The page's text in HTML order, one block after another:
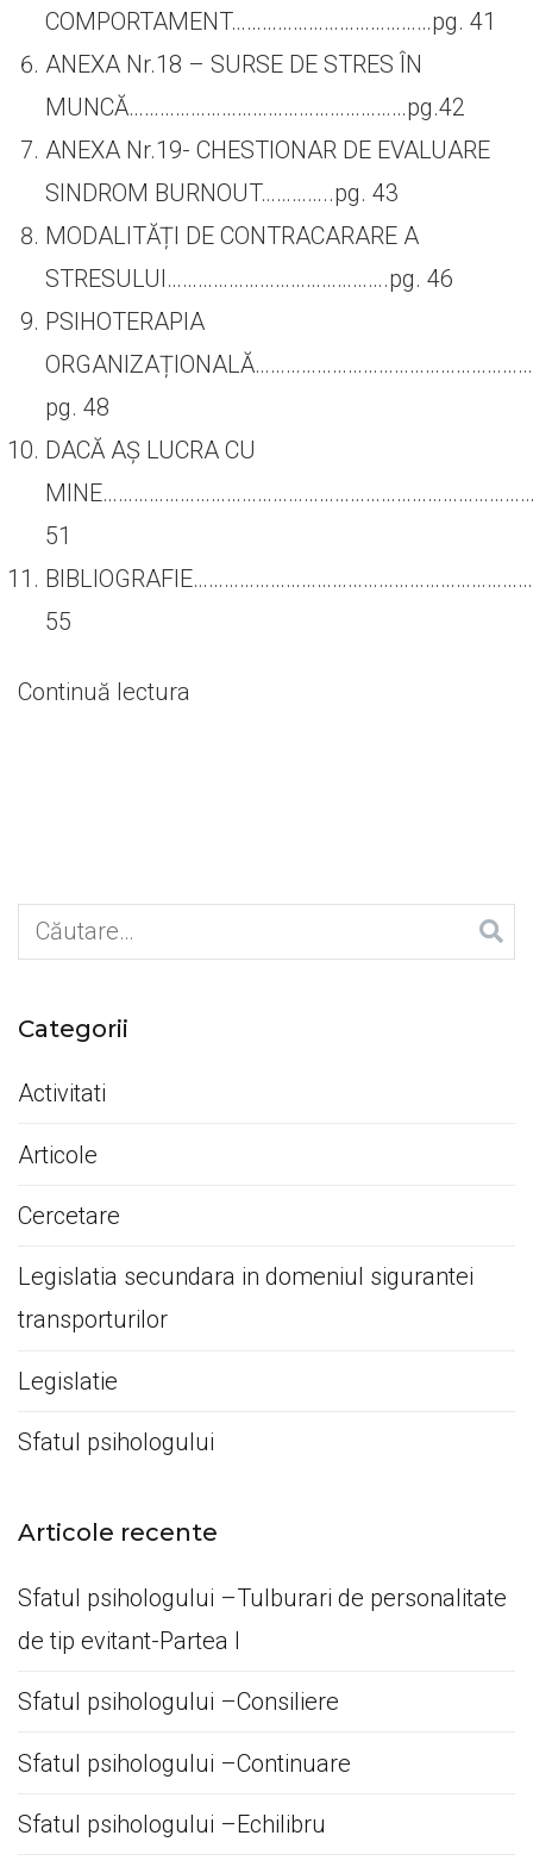
COMPORTAMENT…………………………………pg. 41
ANEXA Nr.18 – SURSE DE STRES ÎN
MUNCĂ………………………………………………pg.42
ANEXA Nr.19- CHESTIONAR DE EVALUARE
SINDROM BURNOUT…………..pg. 43
MODALITĂȚI DE CONTRACARARE A
STRESULUI…………………………………….pg. 46
PSIHOTERAPIA
pg. 48
DACĂ AȘ LUCRA CU
51
55
Continuă lectura
Caută
după:
Categorii
Activitati
Articole
Cercetare
Legislatia secundara in domeniul sigurantei
transporturilor
Legislatie
Sfatul psihologului
Articole recente
Sfatul psihologului –Tulburari de personalitate
de tip evitant-Partea I
Sfatul psihologului –Consiliere
Sfatul psihologului –Continuare
Sfatul psihologului –Echilibru